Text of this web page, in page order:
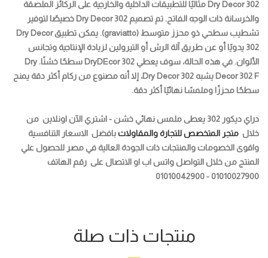
Dry Decor 302 مثاليًا للتطبيقات الداخلية والخارجية على الركائز الملصقة
والخرسانة ذات الوجه الفاتح. تم تصميم Dry Decor 302 خصيصًا لتوفير
تشطيب سطحي ذو محزز متوسط (graviatto). يمكن تطبيق Dry Decor
302 يدويًا أو عن طريق آلة الرش أو التيرولين لزيادة الإنتاجية وتجانس
الألوان. في هذه الحالة، سوف يعطي DryDEcor 302 سطحًا خشنًا. Dry
Decor 302 F يشبه Dry Decor 302، إلا أنه مصنوع من ركام أكثر دقة يمنح
سطحًا محززًا وملمسًا نهائيًا أكثر دقة.
دراي ديكور 302 يعطى ملمس نهائي خشن -
اشتري الآن اونلاين من
خلال متجر المتخصص للتجارة والمقاولاتبافضل الاسعار التنافسية
واقوى الخصومات والمنتجات ذات الجودة العالية في مصر للحصول علي
المنتج من خلال التواصل واتس اب او الاتصال على رقم الهاتف
01010027900 - 01010042900
منتجات ذات صلة